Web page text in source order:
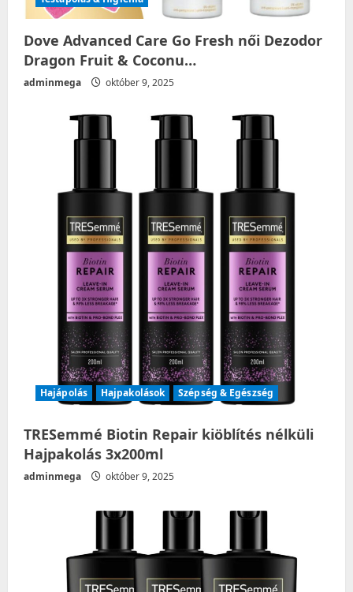
Dove Advanced Care Go Fresh női Dezodor
Dragon Fruit & Coconu…
adminmega október 9, 2025
Hajápolás Hajpakolások Szépség & Egészség
TRESemmé Biotin Repair kiöblítés nélküli
Hajpakolás 3x200ml
adminmega október 9, 2025